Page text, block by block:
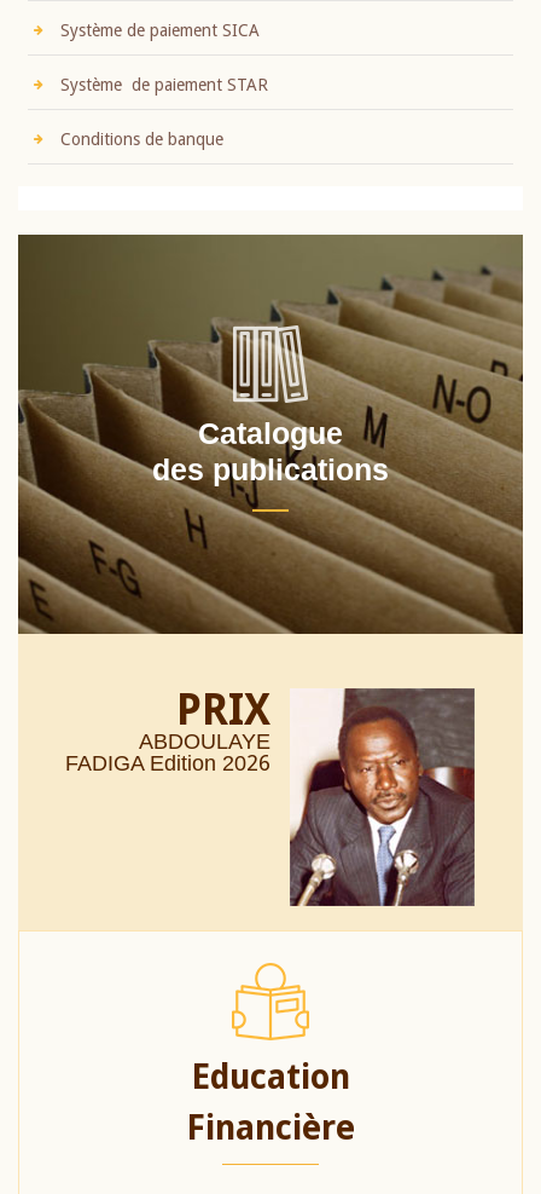
Système de paiement SICA
Système de paiement STAR
Conditions de banque
Catalogue
des publications
PRIX
ABDOULAYE
FADIGA Edition 2026
Education
Financière